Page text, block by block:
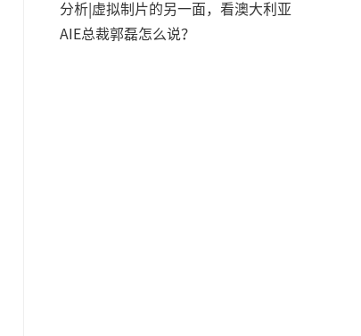
分析|虚拟制片的另一面，看澳大利亚
AIE总裁郭磊怎么说？